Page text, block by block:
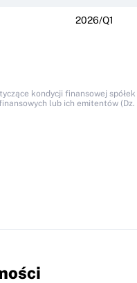
2026/Q1
kondycji finansowej
lub ich emitentów (Dz.